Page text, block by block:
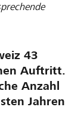
43
Auftritt.
Anzahl
Jahren